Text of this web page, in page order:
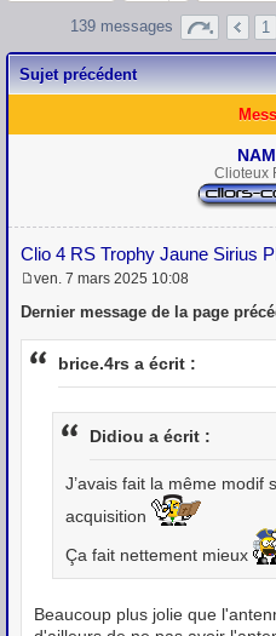
139 messages 1
Sujet précédent
Clioteux
Clio 4 RS Trophy Jaune Sirius
e
s
a
ven. 7 mars 2025 10:08
Dernier message de la page
brice.4rs a écrit :
Didiou a écrit :
J’avais fait la même modif
acquisition
Ça fait nettement mieux
Beaucoup plus jolie que